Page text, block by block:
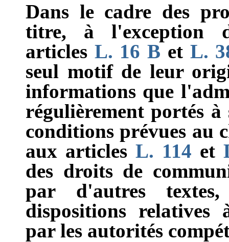
Dans le cadre des
titre, à l'exception
articles L. 16 B et L.
seul motif de leur
informations que
régulièrement portés à
conditions prévues au
aux articles L. 114 et
des droits de
par d'autres
dispositions relatives
par les autorités